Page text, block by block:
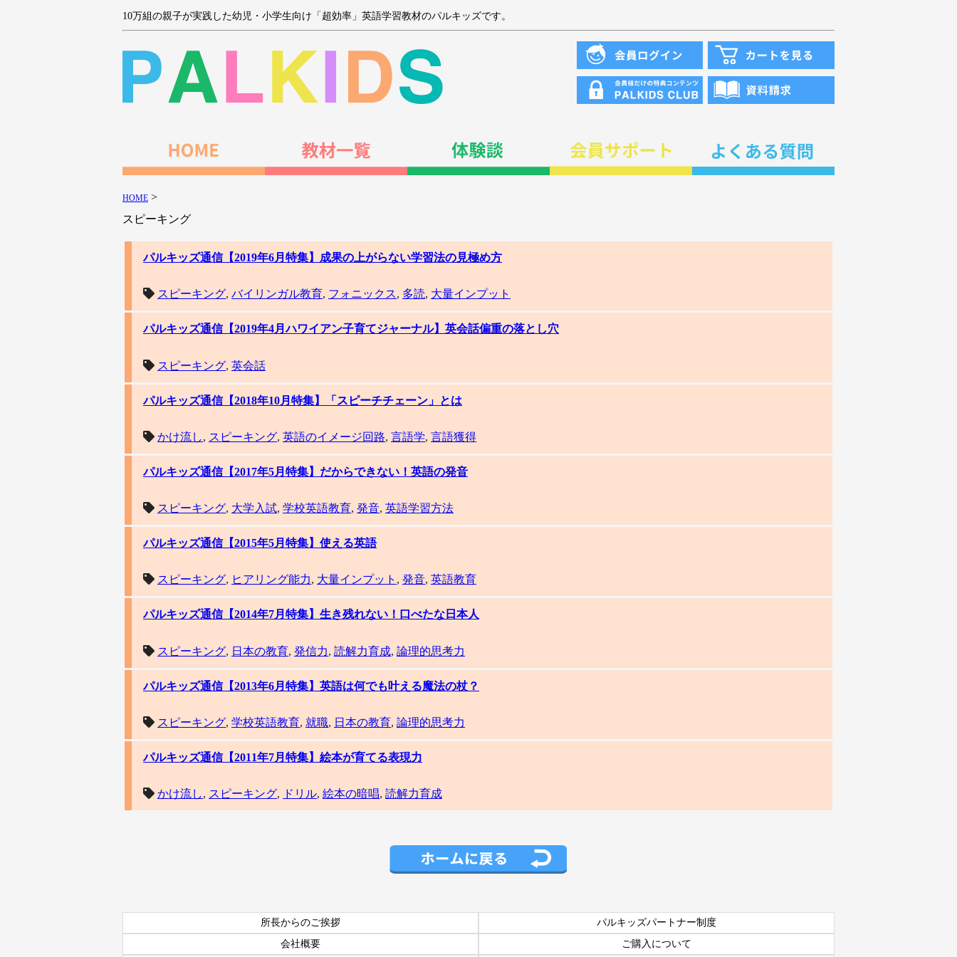
10万組の親子が実践した幼児・小学生向け「超効率」英語学習教材のパルキッズです。
HOME >
スピーキング
パルキッズ通信【2019年6月特集】成果の上がらない学習法の見極め方
スピーキング, バイリンガル教育, フォニックス, 多読, 大量インプット
パルキッズ通信【2019年4月ハワイアン子育てジャーナル】英会話偏重の落とし穴
スピーキング, 英会話
パルキッズ通信【2018年10月特集】「スピーチチェーン」とは
かけ流し, スピーキング, 英語のイメージ回路, 言語学, 言語獲得
パルキッズ通信【2017年5月特集】だからできない！英語の発音
スピーキング, 大学入試, 学校英語教育, 発音, 英語学習方法
パルキッズ通信【2015年5月特集】使える英語
スピーキング, ヒアリング能力, 大量インプット , 発音, 英語教育
パルキッズ通信【2014年7月特集】生き残れない！口べたな日本人
スピーキング, 日本の教育, 発信力, 読解力育成, 論理的思考力
パルキッズ通信【2013年6月特集】英語は何でも叶える魔法の杖？
スピーキング, 学校英語教育, 就職, 日本の教育, 論理的思考力
パルキッズ通信【2011年7月特集】絵本が育てる表現力
かけ流し, スピーキング, ドリル, 絵本の暗唱, 読解力育成
所長からのご挨拶
パルキッズパートナー制度
会社概要
ご購入について